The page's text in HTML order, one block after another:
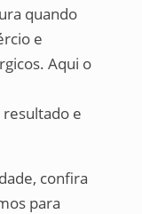
quando
e
Aqui o
e
confira
para